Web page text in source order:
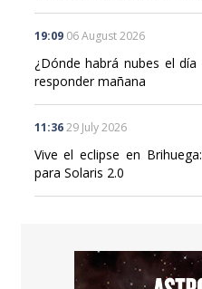
19:09 06 August 2026
¿Dónde habrá nubes el día
responder mañana
11:36 29 July 2026
Vive el eclipse en
para Solaris 2.0